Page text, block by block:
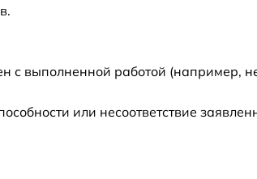
мин
с выполненной работой (например,
или несоответствие